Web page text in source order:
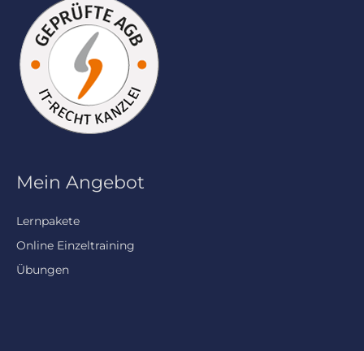
Mein Angebot
Lernpakete
Online Einzeltraining
Übungen